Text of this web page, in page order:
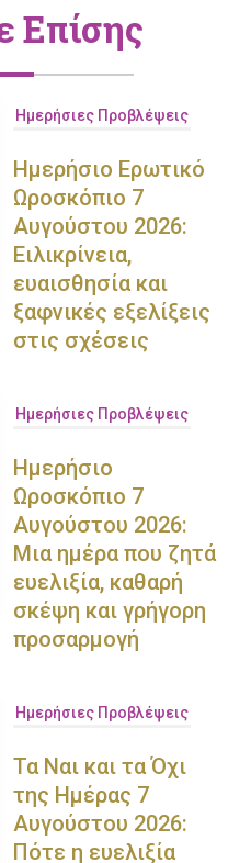
Επίσης
Ημερήσιες Προβλέψεις
Ημερήσιο Ερωτικό
Ωροσκόπιο 7
Αυγούστου 2026:
Ειλικρίνεια,
ευαισθησία και
ξαφνικές εξελίξεις
στις σχέσεις
Ημερήσιες Προβλέψεις
Ημερήσιο
Ωροσκόπιο 7
Αυγούστου 2026:
Μια ημέρα που ζητά
ευελιξία, καθαρή
σκέψη και γρήγορη
προσαρμογή
Ημερήσιες Προβλέψεις
Τα Ναι και τα Όχι
της Ημέρας 7
Αυγούστου 2026:
Πότε η ευελιξία